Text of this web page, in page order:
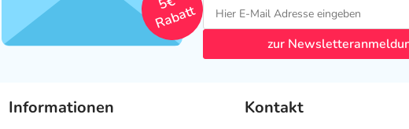
Rabatt
zur
Informationen Kontakt